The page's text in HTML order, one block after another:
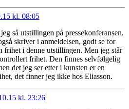
kl. 08:05
så utstillingen på pressekonferansen.
skriver i anmeldelsen, godt se for
frihet i denne utstillingen. Men jeg står
frihet. Den finnes selvfølgelig
det jeg ser etter i kunsten er en
det finner jeg ikke hos Eliasson.
kl. 23:26